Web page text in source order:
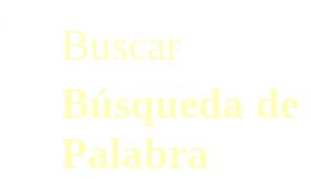
Buscar
Búsqueda de
Palabra